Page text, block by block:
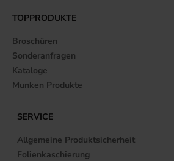
TOPPRODUKTE
Broschüren
Sonderanfragen
Kataloge
Munken Produkte
SERVICE
Allgemeine Produktsicherheit
Folienkaschierung